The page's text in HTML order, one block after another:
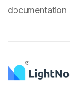
documentation